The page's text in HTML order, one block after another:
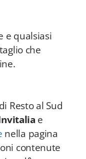
e qualsiasi
che
Resto al Sud
e
nella pagina
contenute